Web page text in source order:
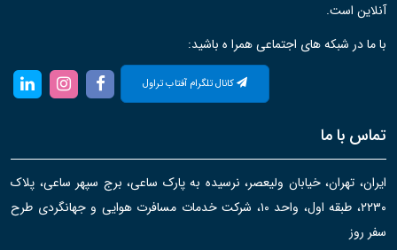
آنلاین است.
با ما در شبکه های اجتماعی همرا ه باشید:
کانال تلگرام آفتاب تراول
تماس با ما
ایران، تهران، خیابان ولیعصر، نرسیده به پارک ساعی، برج سپهر ساعی، پلاک
۲۲۳۰، طبقه اول، واحد ۱۰، شرکت خدمات مسافرت هوایی و جهانگردی طرح
سفر روز